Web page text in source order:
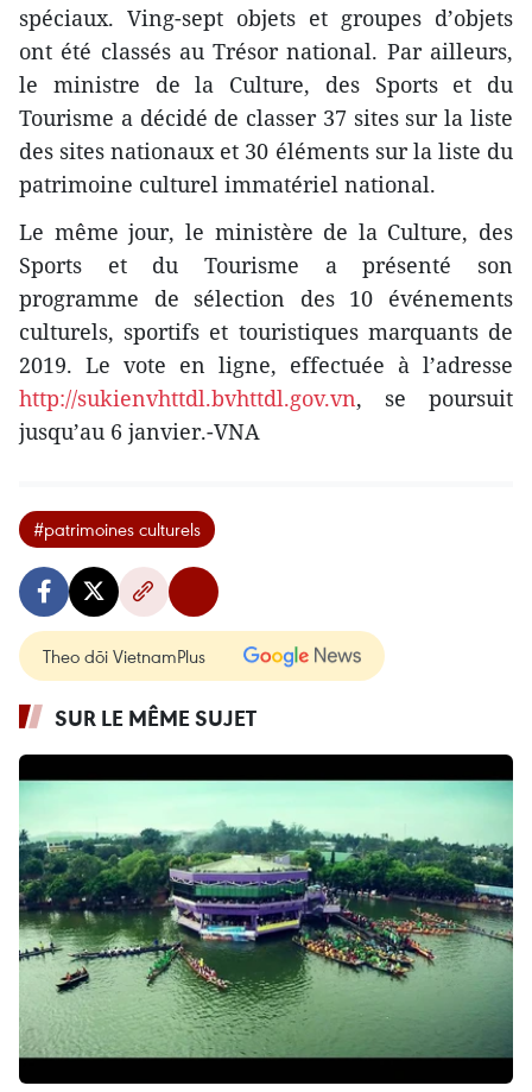
spéciaux. Ving-sept objets et groupes d’objets
ont été classés au Trésor national. Par ailleurs,
le ministre de la Culture, des Sports et du
Tourisme a décidé de classer 37 sites sur la liste
des sites nationaux et 30 éléments sur la liste du
patrimoine culturel immatériel national.
Le même jour, le ministère de la Culture, des
Sports et du Tourisme a présenté son
programme de sélection des 10 événements
culturels, sportifs et touristiques marquants de
2019. Le vote en ligne, effectuée à l’adresse
http://sukienvhttdl.bvhttdl.gov.vn, se poursuit
jusqu’au 6 janvier.-VNA
#patrimoines culturels
Theo dõi VietnamPlus
SUR LE MÊME SUJET